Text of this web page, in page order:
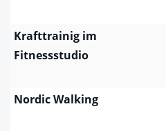
Krafttrainig im
Fitnessstudio
Nordic Walking